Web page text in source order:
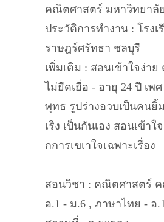
คณิตศาสตร์ มหาวิทยาลั
ประวัติการทำงาน : โรงเ
ราษฎร์ศรัทธา ชลบุรี
เพิ่มเติม : สอนเข้าใจง่าย
ไม่ยืดเยื่อ - อายุ 24 ปี เพ
พุทธ รูปร่างอวบเป็นคนยิ้
เริง เป็นกันเอง สอนเข้าใ
กการเขเาใจเฉพาะเรื่อง
สอนวิชา : คณิตศาสตร์
อ.1 - ม.6 , ภาษาไทย - อ